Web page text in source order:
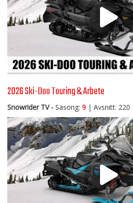
2026 Ski-Doo Touring & Arbete
Snowrider TV - Säsong: 9 | Avsnitt: 220